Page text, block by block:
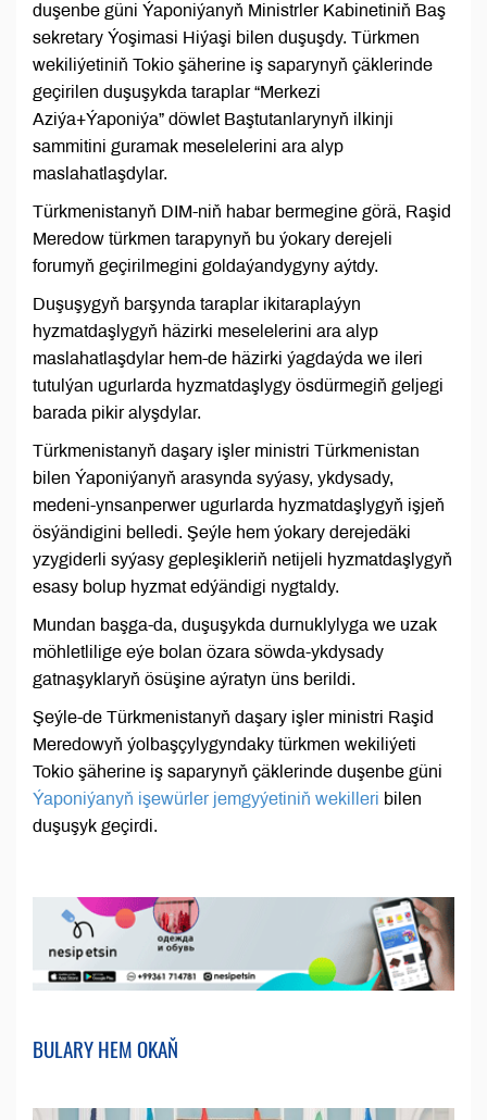
duşenbe güni Ýaponiýanyň Ministrler Kabinetiniň Baş
sekretary Ýoşimasi Hiýaşi bilen duşuşdy. Türkmen
wekiliýetiniň Tokio şäherine iş saparynyň çäklerinde
geçirilen duşuşykda taraplar “Merkezi
Aziýa+Ýaponiýa” döwlet Baştutanlarynyň ilkinji
sammitini guramak meselelerini ara alyp
maslahatlaşdylar.
Türkmenistanyň DIM-niň habar bermegine görä, Raşid
Meredow türkmen tarapynyň bu ýokary derejeli
forumyň geçirilmegini goldaýandygyny aýtdy.
Duşuşygyň barşynda taraplar ikitaraplaýyn
hyzmatdaşlygyň häzirki meselelerini ara alyp
maslahatlaşdylar hem-de häzirki ýagdaýda we ileri
tutulýan ugurlarda hyzmatdaşlygy ösdürmegiň geljegi
barada pikir alyşdylar.
Türkmenistanyň daşary işler ministri Türkmenistan
bilen Ýaponiýanyň arasynda syýasy, ykdysady,
medeni-ynsanperwer ugurlarda hyzmatdaşlygyň işjeň
ösýändigini belledi. Şeýle hem ýokary derejedäki
yzygiderli syýasy gepleşikleriň netijeli hyzmatdaşlygyň
esasy bolup hyzmat edýändigi nygtaldy.
Mundan başga-da, duşuşykda durnuklylyga we uzak
möhletlilige eýe bolan özara söwda-ykdysady
gatnaşyklaryň ösüşine aýratyn üns berildi.
Şeýle-de Türkmenistanyň daşary işler ministri Raşid
Meredowyň ýolbaşçylygyndaky türkmen wekiliýeti
Tokio şäherine iş saparynyň çäklerinde duşenbe güni
Ýaponiýanyň işewürler jemgyýetiniň wekilleri bilen
duşuşyk geçirdi.
BULARY HEM OKAŇ